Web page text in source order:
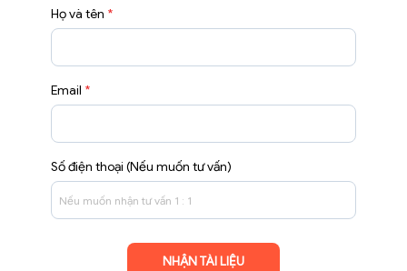
Họ và tên *
Email *
Số điện thoại (Nếu muốn tư vấn)